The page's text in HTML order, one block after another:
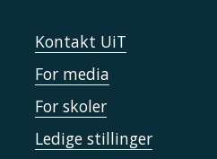
Kontakt UiT
For media
For skoler
Ledige stillinger